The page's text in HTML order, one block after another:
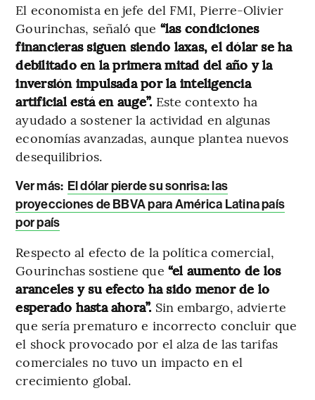
El economista en jefe del FMI, Pierre-Olivier
Gourinchas, señaló que “las condiciones
financieras siguen siendo laxas, el dólar se ha
debilitado en la primera mitad del año y la
inversión impulsada por la inteligencia
artificial está en auge”. Este contexto ha
ayudado a sostener la actividad en algunas
economías avanzadas, aunque plantea nuevos
desequilibrios.
Ver más: El dólar pierde su sonrisa: las
proyecciones de BBVA para América Latina país
por país
Respecto al efecto de la política comercial,
Gourinchas sostiene que “el aumento de los
aranceles y su efecto ha sido menor de lo
esperado hasta ahora”. Sin embargo, advierte
que sería prematuro e incorrecto concluir que
el shock provocado por el alza de las tarifas
comerciales no tuvo un impacto en el
crecimiento global.